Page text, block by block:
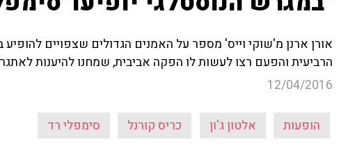
אורן ארנן מ'שוקי וייס' מספר על האמנים הגדולים שצפויים
הרביעית והפעם רצו לעשות לו הפקה אביבית, שמחנו להיענות
12/04/2016
הופעות אלטון ג'ון כריס קורנל סימפלי רד